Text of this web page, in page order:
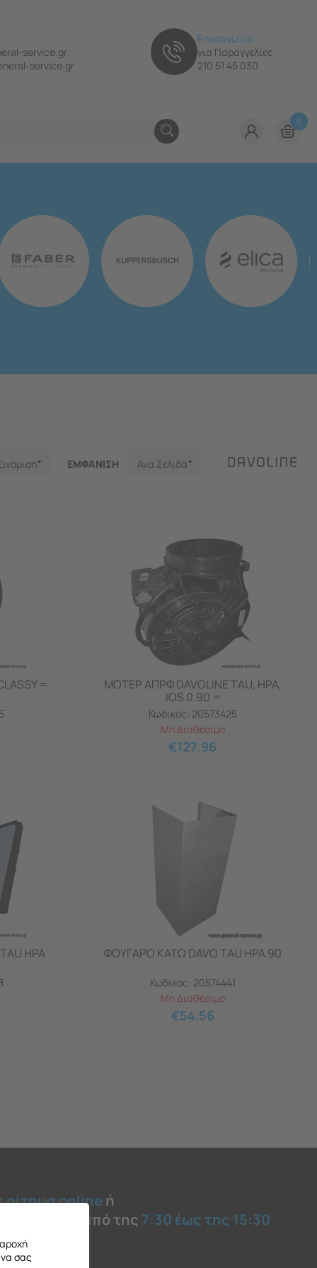
service.gr
service.gr
Επικοινωνία
για Παραγγελίες
210 51 45 030
0
ΕΜΦΑNΙΣΗ Ανα Σελίδα
=
ΜΟΤΕΡ ΑΠΡΦ DAVOLINE TAU, HPA,
IOS 0.90 =
Κωδικός: 20573425
Μη Διαθέσιμο
€127.96
HPA ΦΟΥΓΑΡΟ ΚΑΤΩ DAVO TAU HPA 90
Κωδικός: 20574441
Μη Διαθέσιμο
€54.56
αίτημα online ή
από της 7:30 έως της 15:30
σας